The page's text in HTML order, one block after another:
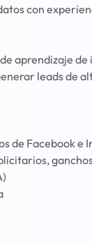
con
aprendizaje
leads de
de Facebook e